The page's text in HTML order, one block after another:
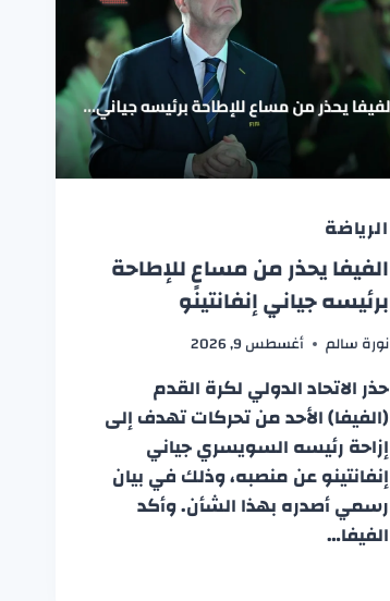
الرياضة
الفيفا يحذر من مساعٍ للإطاحة
برئيسه جياني إنفانتينو
نورة سالم أغسطس 9, 2026
حذر الاتحاد الدولي لكرة القدم
(الفيفا) الأحد من تحركات تهدف إلى
إزاحة رئيسه السويسري جياني
إنفانتينو عن منصبه، وذلك في بيان
رسمي أصدره بهذا الشأن. وأكد
الفيفا…